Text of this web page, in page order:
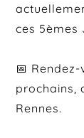
ces 5èmes
📅
prochains,
Rennes.